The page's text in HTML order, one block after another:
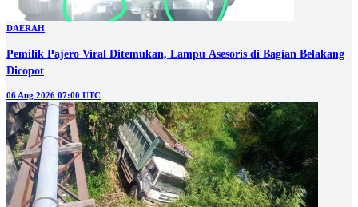
DAERAH
Pemilik Pajero Viral Ditemukan, Lampu Asesoris di Bagian Belakang
Dicopot
06 Aug 2026 07:00 UTC